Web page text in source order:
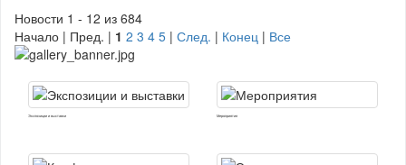
Новости 1 - 12 из 684
Начало | Пред. | 1 2 3 4 5 | След. | Конец | Все
Экспозиции и выставки Мероприятия